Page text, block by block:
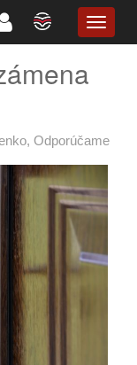
, Odporúčame